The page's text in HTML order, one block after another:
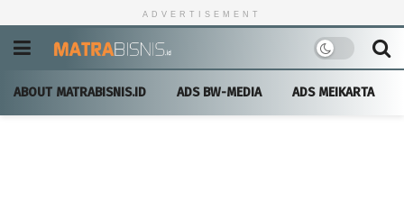
ADVERTISEMENT
ABOUT MATRABISNIS.ID ADS BW-MEDIA ADS MEIKARTA